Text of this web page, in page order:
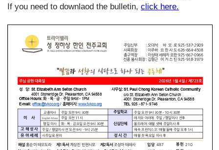
If you need to downlaod the bulletin, click here.